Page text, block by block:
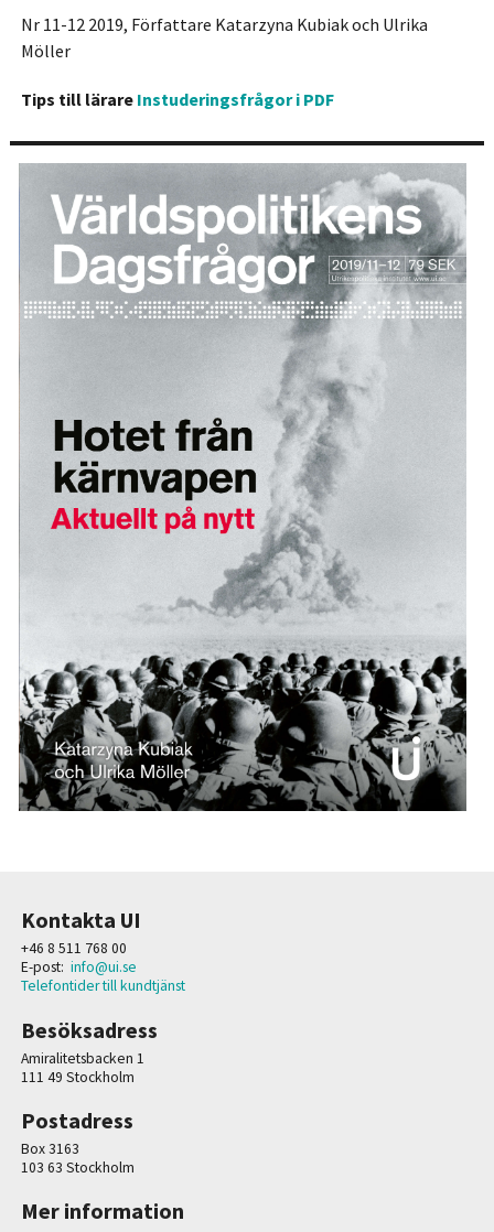
Nr 11-12 2019, Författare Katarzyna Kubiak och Ulrika
Möller
Tips till lärare Instuderingsfrågor i PDF
Kontakta UI
+46 8 511 768 00
E-post: info@ui.se
Telefontider till kundtjänst
Besöksadress
Amiralitetsbacken 1
111 49 Stockholm
Postadress
Box 3163
103 63 Stockholm
Mer information